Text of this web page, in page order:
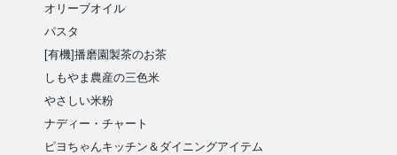
オリーブオイル
パスタ
[有機]播磨園製茶のお茶
しもやま農産の三色米
やさしい米粉
ナディー・チャート
ピヨちゃんキッチン＆ダイニングアイテム